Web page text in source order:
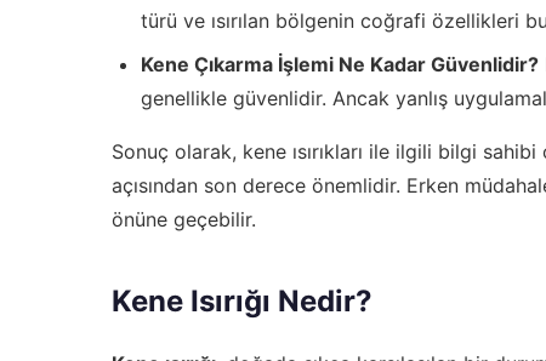
türü ve ısırılan bölgenin coğrafi özellikleri
Kene Çıkarma İşlemi Ne Kadar Güvenlidir?
genellikle güvenlidir. Ancak yanlış
Sonuç olarak, kene ısırıkları ile ilgili bilgi
açısından son derece önemlidir. Erken
önüne geçebilir.
Kene Isırığı Nedir?